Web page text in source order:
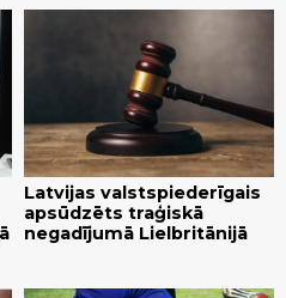
Latvijas valstspiederīgais
apsūdzēts traģiskā
negadījumā Lielbritānijā